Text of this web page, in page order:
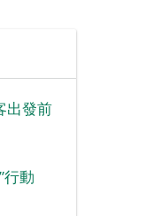
出發前
行動